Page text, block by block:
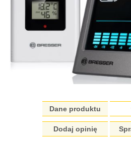
Dane produktu
Dodaj opinię